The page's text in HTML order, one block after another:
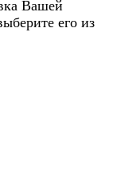
Вашей
его из